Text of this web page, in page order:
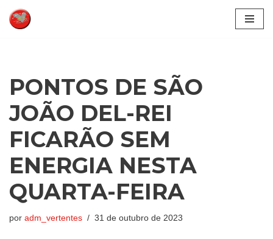
Pular
PONTOS DE SÃO
JOÃO DEL-REI
FICARÃO SEM
ENERGIA NESTA
QUARTA-FEIRA
por adm_vertentes 31 de outubro de 2023